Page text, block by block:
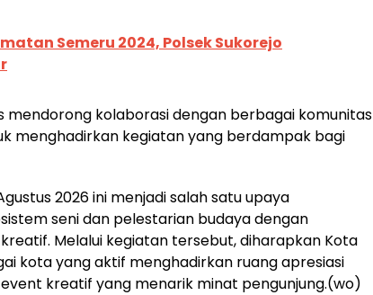
Semeru 2024, Polsek Sukorejo
kolaborasi dengan berbagai komunitas
menghadirkan kegiatan yang berdampak bagi
2026 ini menjadi salah satu upaya
seni dan pelestarian budaya dengan
Melalui kegiatan tersebut, diharapkan Kota
kota yang aktif menghadirkan ruang apresiasi
kreatif yang menarik minat pengunjung.(wo)